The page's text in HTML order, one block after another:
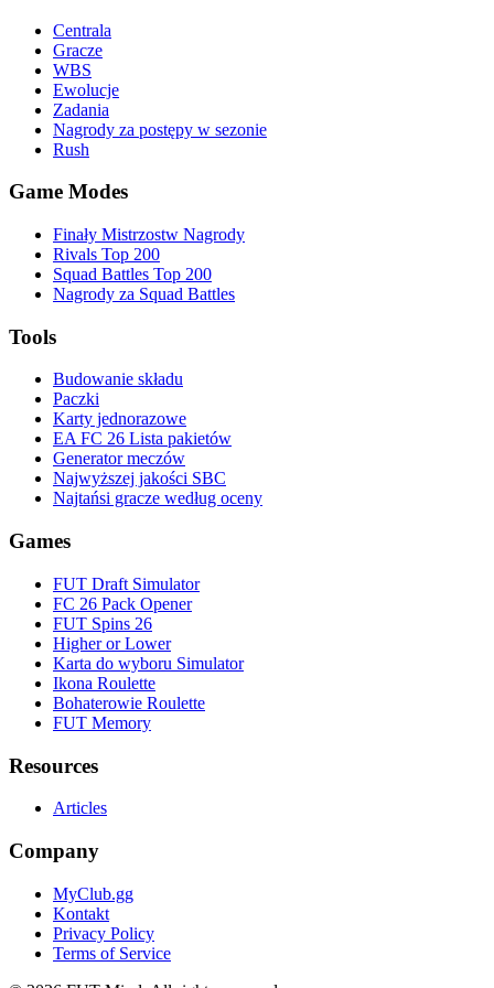
Centrala
Gracze
WBS
Ewolucje
Zadania
Nagrody za postępy w sezonie
Rush
Game Modes
Finały Mistrzostw Nagrody
Rivals Top 200
Squad Battles Top 200
Nagrody za Squad Battles
Tools
Budowanie składu
Paczki
Karty jednorazowe
EA FC 26 Lista pakietów
Generator meczów
Najwyższej jakości SBC
Najtańsi gracze według oceny
Games
FUT Draft Simulator
FC 26 Pack Opener
FUT Spins 26
Higher or Lower
Karta do wyboru Simulator
Ikona Roulette
Bohaterowie Roulette
FUT Memory
Resources
Articles
Company
MyClub.gg
Kontakt
Privacy Policy
Terms of Service